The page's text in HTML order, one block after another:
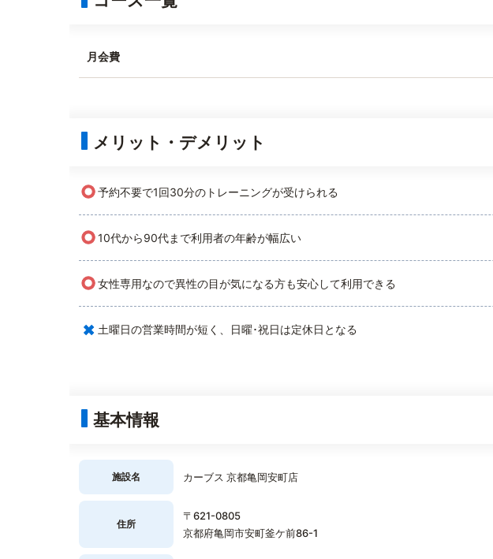
月会費
メリット・デメリット
○予約不要で1回30分のトレーニングが受けられる
○10代から90代まで利用者の年齢が幅広い
○女性専用なので異性の目が気になる方も安心して利用できる
× 土曜日の営業時間が短く、日曜･祝日は定休日となる
基本情報
施設名 カーブス 京都亀岡安町店
住所
〒621-0805
京都府亀岡市安町釜ケ前86-1